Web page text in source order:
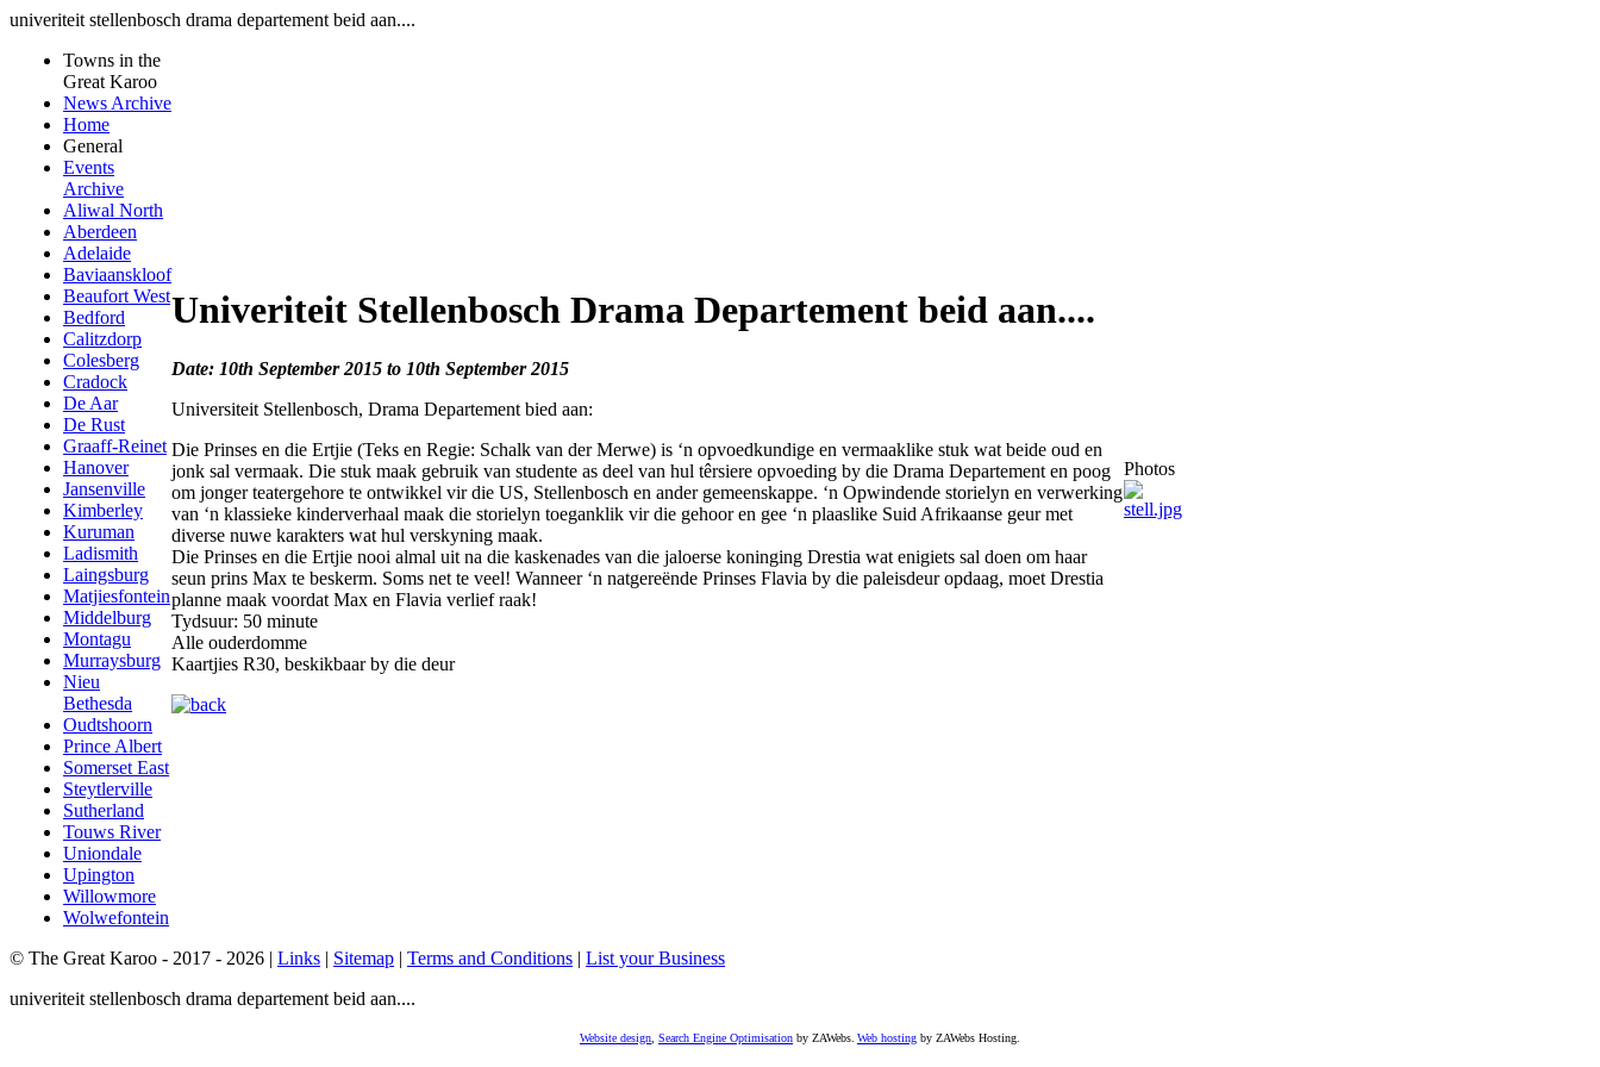
univeriteit stellenbosch drama departement beid aan....
Towns in the
Great Karoo
News Archive
Home
General
Events
Archive
Aliwal North
Aberdeen
Adelaide
Baviaanskloof
Beaufort West
Bedford
Calitzdorp
Colesberg
Cradock
De Aar
De Rust
Graaff-Reinet
Hanover
Jansenville
Kimberley
Kuruman
Ladismith
Laingsburg
Matjiesfontein
Middelburg
Montagu
Murraysburg
Nieu
Bethesda
Oudtshoorn
Prince Albert
Somerset East
Steytlerville
Sutherland
Touws River
Uniondale
Upington
Willowmore
Wolwefontein
Univeriteit Stellenbosch Drama Departement beid aan....
Date: 10th September 2015 to 10th September 2015
Universiteit Stellenbosch, Drama Departement bied aan:
Die Prinses en die Ertjie (Teks en Regie: Schalk van der Merwe) is ‘n opvoedkundige en vermaaklike stuk wat beide oud en
jonk sal vermaak. Die stuk maak gebruik van studente as deel van hul têrsiere opvoeding by die Drama Departement en poog
om jonger teatergehore te ontwikkel vir die US, Stellenbosch en ander gemeenskappe. ‘n Opwindende storielyn en verwerking
van ‘n klassieke kinderverhaal maak die storielyn toeganklik vir die gehoor en gee ‘n plaaslike Suid Afrikaanse geur met
diverse nuwe karakters wat hul verskyning maak.
Die Prinses en die Ertjie nooi almal uit na die kaskenades van die jaloerse koninging Drestia wat enigiets sal doen om haar
seun prins Max te beskerm. Soms net te veel! Wanneer ‘n natgereënde Prinses Flavia by die paleisdeur opdaag, moet Drestia
planne maak voordat Max en Flavia verlief raak!
Tydsuur: 50 minute
Alle ouderdomme
Kaartjies R30, beskikbaar by die deur
Photos
© The Great Karoo - 2017 - 2026 | Links | Sitemap | Terms and Conditions | List your Business
univeriteit stellenbosch drama departement beid aan....
Website design Search Engine Optimisation by ZAWebs. Web hosting by ZAWebs Hosting.